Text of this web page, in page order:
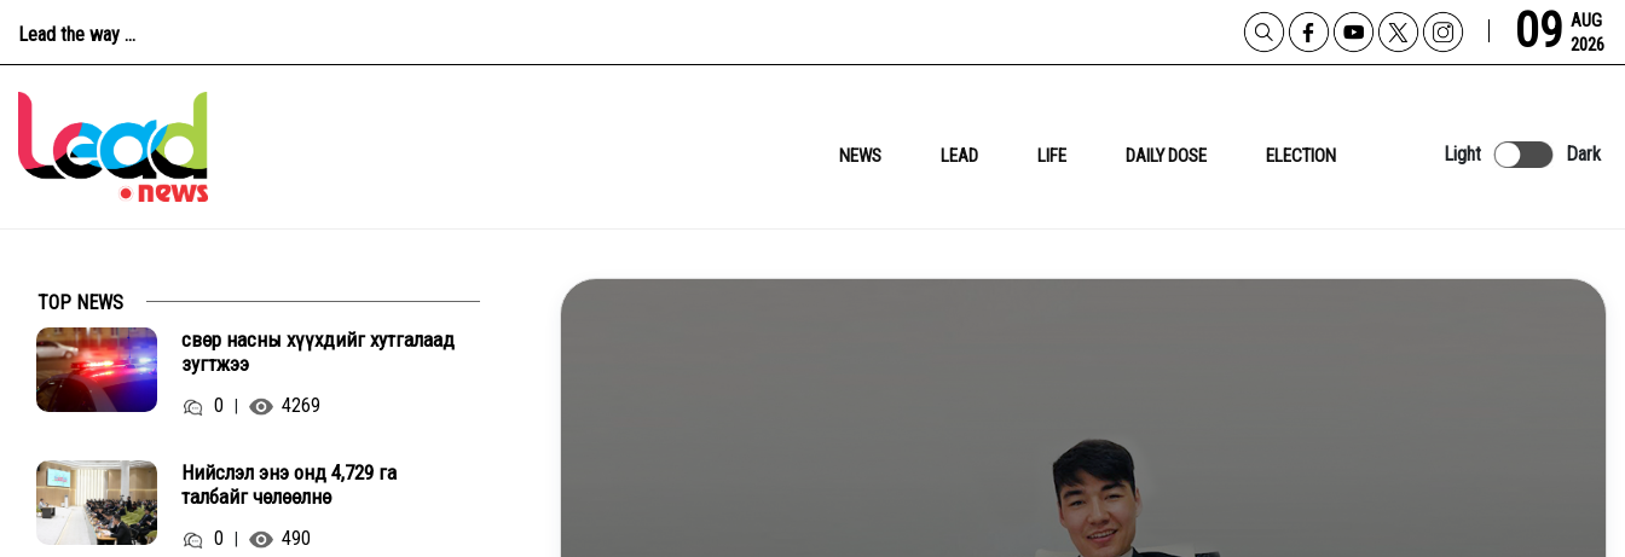
Lead the way ... 09 2026
AUG
NEWS LEAD LIFE DAILY DOSE ELECTION Light Dark
TOP NEWS
Өсвөр насны хүүхдийг хутгалаад
зугтжээ
0 4269
Нийслэл энэ онд 4,729 га
талбайг чөлөөлнө
0 490